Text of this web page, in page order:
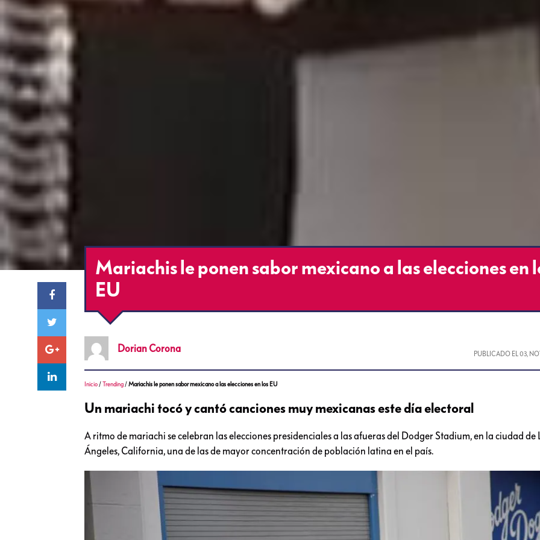
Mariachis le ponen sabor mexicano a las elecciones en
EU
Dorian Corona PUBLICADO EL03,
Inicio /Trending /Mariachis le ponen sabor mexicano a las elecciones en los EU
Un mariachi tocó y cantó canciones muy mexicanas este día electoral
A ritmo de mariachi se celebran las elecciones presidenciales a las afueras del Dodger Stadium, en la ciudad de
Ángeles, California, una de las de mayor concentración de población latina en el país.